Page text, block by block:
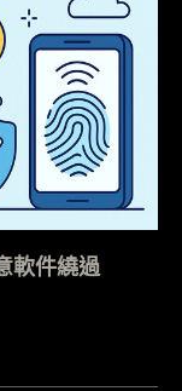
軟件繞過